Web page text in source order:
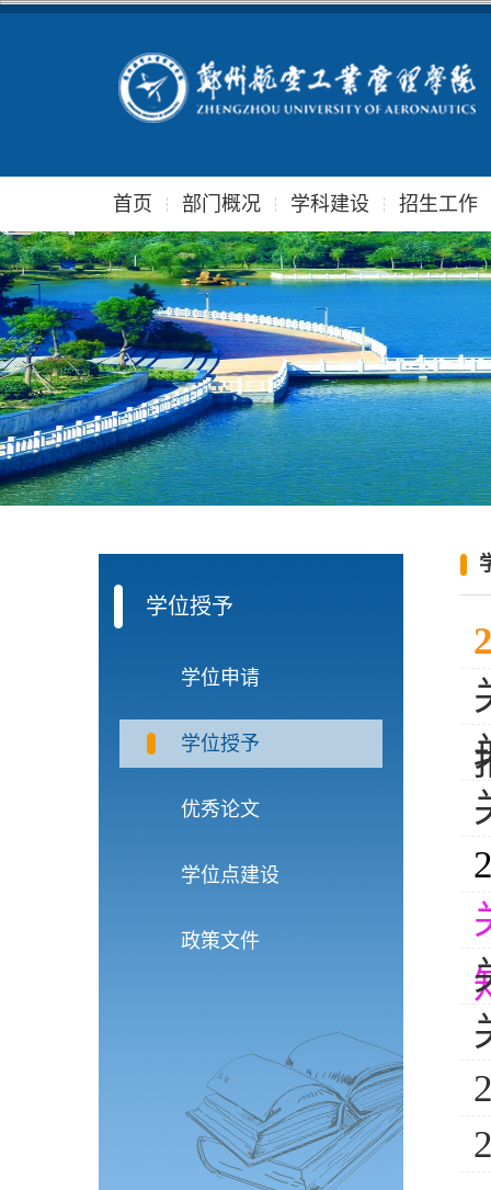
首页 部门概况 学科建设 招生工作
学位授予
学位申请
学位授予
优秀论文
学位点建设
政策文件